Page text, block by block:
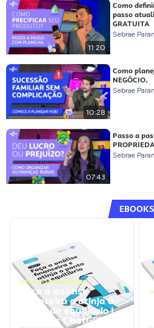
11:20
Como
passo
GRATUITA
Sebrae
10:28
Como
NEGÓCIO.
Sebrae
07:43
Passo a
Sebrae
EBOOKS
GESTÃO FINANCEIRA
Faça a análise
financeira e atinja o
ponto de equilíbrio |
Prompts ChatGPT